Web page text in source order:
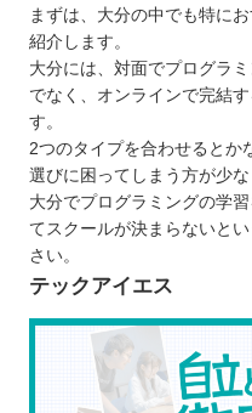
短期間で効
プロの講師
給付金制度
プログラムスクー
目的は明確
続けやすい
大分で自分に合った
う！
自分の住んでるエリ
探したい⭐️
まずは、大分の中でも特に
紹介します。
大分には、対面でプログラ
でなく、オンラインで完結
す。
2つのタイプを合わせるとか
選びに困ってしまう方が少な
大分でプログラミングの学
てスクールが決まらないと
さい。
テックアイエス